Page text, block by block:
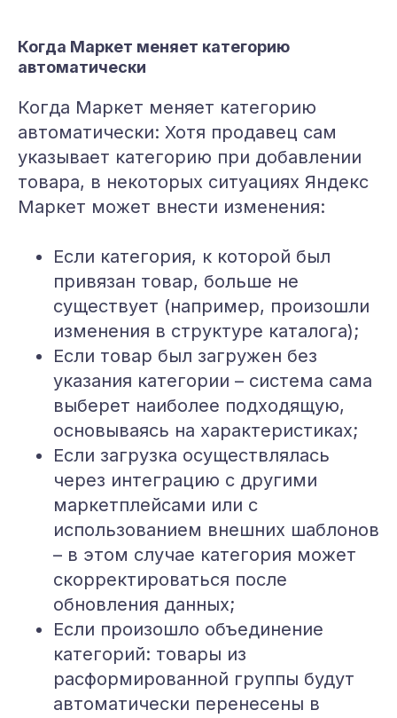
Когда Маркет меняет категорию
автоматически
Когда Маркет меняет категорию
автоматически: Хотя продавец сам
указывает категорию при добавлении
товара, в некоторых ситуациях Яндекс
Маркет может внести изменения:
Если категория, к которой был
привязан товар, больше не
существует (например, произошли
изменения в структуре каталога);
Если товар был загружен без
указания категории – система сама
выберет наиболее подходящую,
основываясь на характеристиках;
Если загрузка осуществлялась
через интеграцию с другими
маркетплейсами или с
использованием внешних шаблонов
– в этом случае категория может
скорректироваться после
обновления данных;
Если произошло объединение
категорий: товары из
расформированной группы будут
автоматически перенесены в